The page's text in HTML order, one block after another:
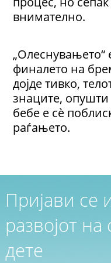
внимателно.
„Олеснувањето“
финалето на
дојде тивко,
знаците, опушти
бебе е сè
раѓањето.
Пријави се
развојот на
дете